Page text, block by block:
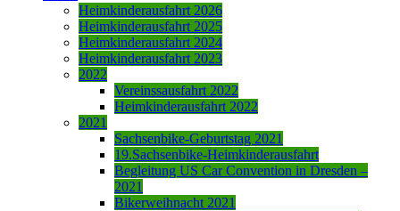
Heimkinderausfahrt 2026
Heimkinderausfahrt 2025
Heimkinderausfahrt 2024
Heimkinderausfahrt 2023
2022
Vereinssausfahrt 2022
Heimkinderausfahrt 2022
2021
Sachsenbike-Geburtstag 2021
19.Sachsenbike-Heimkinderausfahrt
Begleitung US Car Convention in Dresden –
2021
Bikerweihnacht 2021